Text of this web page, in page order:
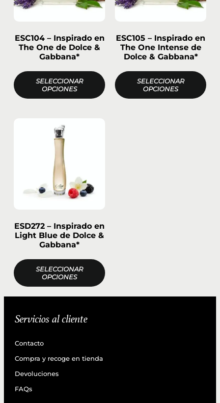
ESC104 – Inspirado en
The One de Dolce &
Gabbana*
SELECCIONAR
OPCIONES
ESC105 – Inspirado en
The One Intense de
Dolce & Gabbana*
SELECCIONAR
OPCIONES
ESD272 – Inspirado en
Light Blue de Dolce &
Gabbana*
SELECCIONAR
OPCIONES
Servicios al cliente
Contacto
Compra y recoge en tienda
Devoluciones
FAQs